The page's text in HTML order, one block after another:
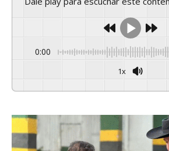
0:00
1x